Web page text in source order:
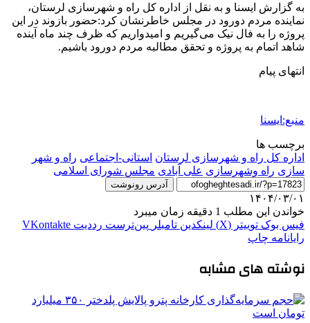
به گزارش ایسنا و به نقل از اداره کل راه و شهرسازی لرستان،
نماینده مردم دورود در مجلس خاطرنشان کرد:حضور بازوند در این
پروژه را به فال نیک می‌گیریم و امیدواریم که ظرف چند ماه آینده
شاهد اتمام به پروژه و تحقق مطالبه مردم دورود باشیم.
انتهای پیام
منبع:ایسنا
برچسب ها
اداره کل راه و شهرسازی لرستان استانی-اجتماعی راه و شهر
سازی راه وشهرسازی علی آبادی مجلس شورای اسلامی
آدرس رونوشت
۱۴۰۴/۰۳/۰۱
خواندن این مطلب 1 دقیقه زمان میبرد
فیس بوک توییتر (X) لینکدین ‫تامبلر ‫پین‌ترست ‫رددیت ‫VKontakte
رایانامه چاپ
نوشته های مشابه